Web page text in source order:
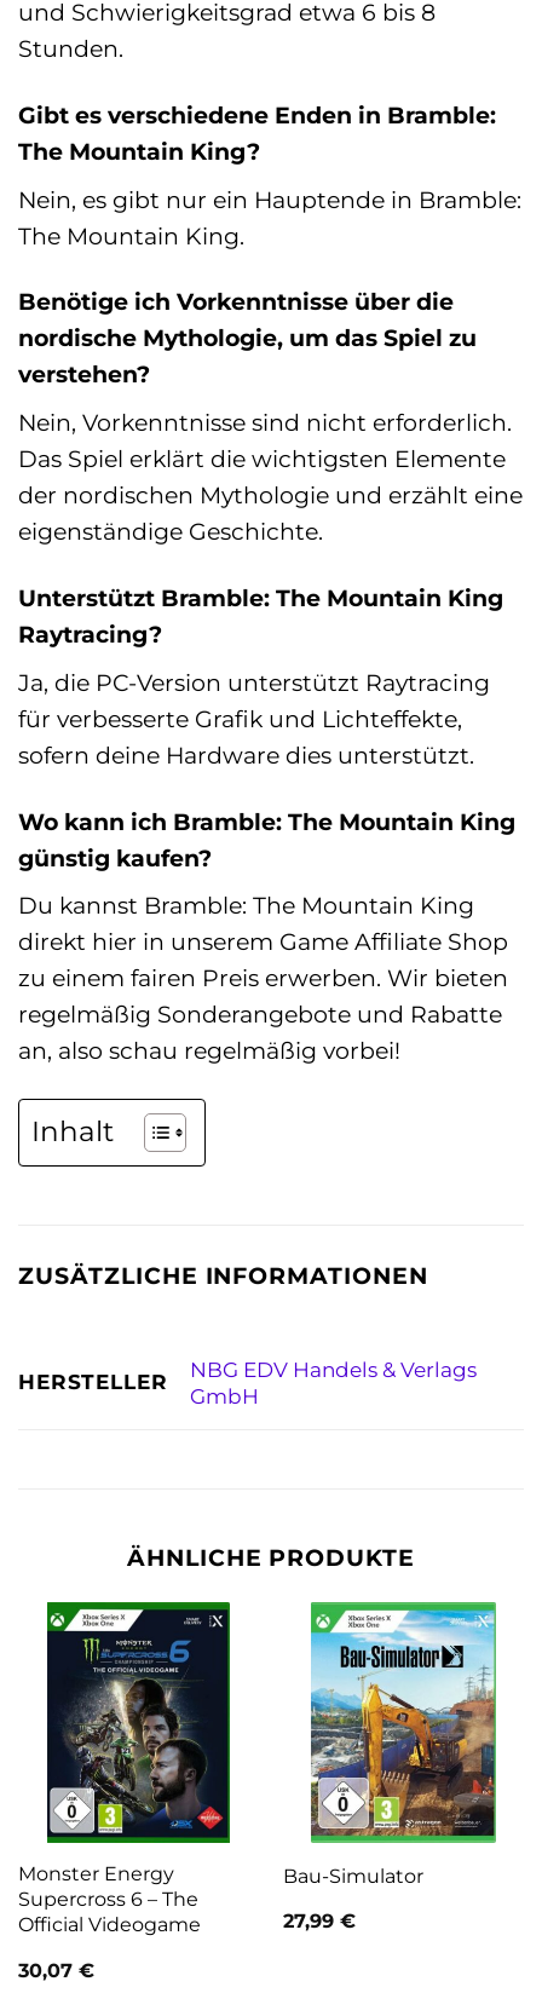
und Schwierigkeitsgrad etwa 6 bis 8
Stunden.
Gibt es verschiedene Enden in Bramble:
The Mountain King?
Nein, es gibt nur ein Hauptende in Bramble:
The Mountain King.
Benötige ich Vorkenntnisse über die
nordische Mythologie, um das Spiel zu
verstehen?
Nein, Vorkenntnisse sind nicht erforderlich.
Das Spiel erklärt die wichtigsten Elemente
der nordischen Mythologie und erzählt eine
eigenständige Geschichte.
Unterstützt Bramble: The Mountain King
Raytracing?
Ja, die PC-Version unterstützt Raytracing
für verbesserte Grafik und Lichteffekte,
sofern deine Hardware dies unterstützt.
Wo kann ich Bramble: The Mountain King
günstig kaufen?
Du kannst Bramble: The Mountain King
direkt hier in unserem Game Affiliate Shop
zu einem fairen Preis erwerben. Wir bieten
regelmäßig Sonderangebote und Rabatte
an, also schau regelmäßig vorbei!
Inhalt
ZUSÄTZLICHE INFORMATIONEN
HERSTELLER
NBG EDV Handels & Verlags
GmbH
ÄHNLICHE PRODUKTE
Monster Energy
Supercross 6 – The
Official Videogame
30,07 €
Bau-Simulator
27,99 €